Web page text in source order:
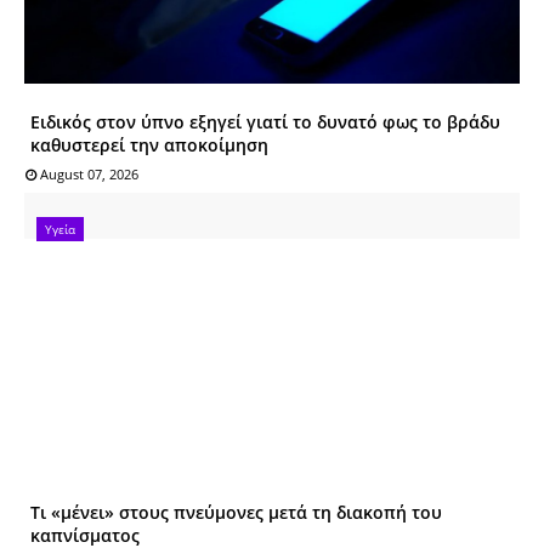
Ειδικός στον ύπνο εξηγεί γιατί το δυνατό φως το βράδυ
καθυστερεί την αποκοίμηση
August 07, 2026
Υγεία
Τι «μένει» στους πνεύμονες μετά τη διακοπή του
καπνίσματος